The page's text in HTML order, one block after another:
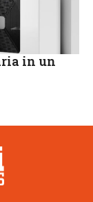
in un